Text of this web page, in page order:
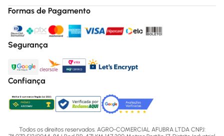
Formas de Pagamento
Segurança
Confiança
Todos os direitos reservados. AGRO-COMERCIAL AFUBRA LTDA CNPJ: